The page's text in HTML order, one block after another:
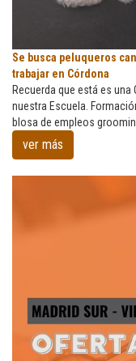
Se
busca
peluqueros
caninos
formados
Se busca peluqueros
trabajar en Córdona
Recuerda que está es
nuestra Escuela.
blosa de empleos
ver más